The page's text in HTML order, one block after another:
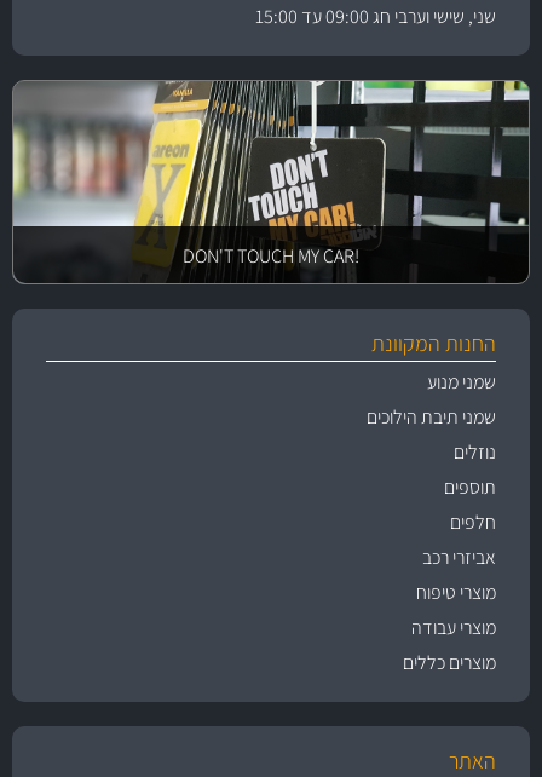
שני, שישי וערבי חג 09:00 עד 15:00
!DON'T TOUCH MY CAR
החנות המקוונת
שמני מנוע
שמני תיבת הילוכים
נוזלים
תוספים
חלפים
אביזרי רכב
מוצרי טיפוח
מוצרי עבודה
מוצרים כללים
האתר